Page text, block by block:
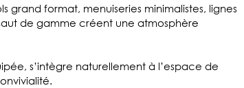
grand format, menuiseries minimalistes, lignes
de gamme créent une atmosphère
s’intègre naturellement à l’espace de